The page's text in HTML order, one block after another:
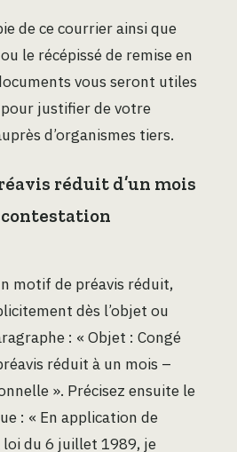
de ce courrier ainsi que
le récépissé de remise en
vous seront utiles
justifier de votre
d’organismes tiers.
réduit d’un mois
contestation
motif de préavis réduit,
dès l’objet ou
: « Objet : Congé
réduit à un mois –
». Précisez ensuite le
: « En application de
loi du 6 juillet 1989, je